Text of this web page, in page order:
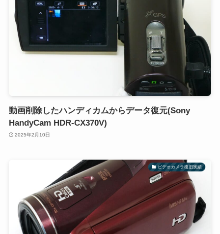
動画削除したハンディカムからデータ復元(Sony
HandyCam HDR-CX370V)
2025年2月10日
ビデオカメラ復旧実績